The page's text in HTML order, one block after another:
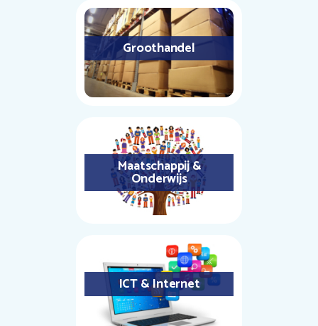
Groothandel
Maatschappij &
Onderwijs
ICT & Internet